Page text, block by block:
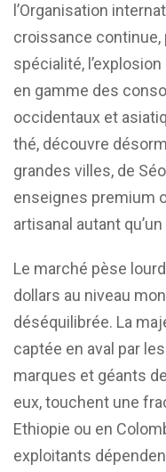
l’Organisation
croissance continue,
spécialité,
en gamme des
occidentaux et
thé, découvre
grandes villes, de
enseignes premium
artisanal autant
Le marché pèse
dollars au niveau
déséquilibrée. La
captée en aval par
marques et géants
eux, touchent une
Ethiopie ou en
exploitants